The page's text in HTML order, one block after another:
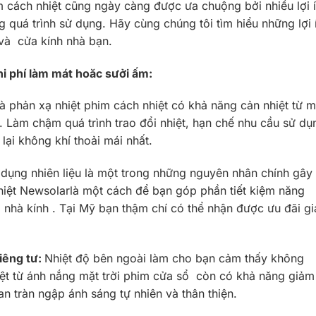
nhiệt cũng ngày càng được ưa chuộng bởi nhiều lợi
quá trình sử dụng. Hãy cùng chúng tôi tìm hiểu những lợi
cửa kính nhà bạn.
phí làm mát hoăc sưởi ấm:
xạ nhiệt phim cách nhiệt có khả năng cản nhiệt từ
chậm quá trình trao đổi nhiệt, hạn chế nhu cầu sử
không khí thoải mái nhất.
nhiên liệu là một trong những nguyên nhân chính gây
Newsolarlà một cách để bạn góp phần tiết kiệm năng
kính . Tại Mỹ bạn thậm chí có thể nhận được ưu đãi
tư: Nhiệt độ bên ngoài làm cho bạn cảm thấy không
từ ánh nắng mặt trời phim cửa sổ còn có khả năng
tràn ngập ánh sáng tự nhiên và thân thiện.